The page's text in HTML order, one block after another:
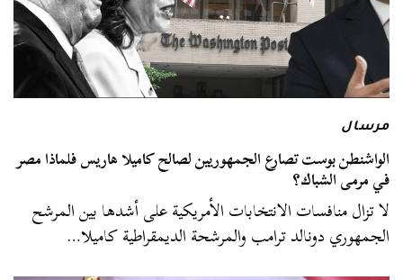
مرسال
الواشنطن بوست تصارع الجمهوريين لصالح كاميلا هاريس فلماذا مصر
في مرمى الشباك؟
لا تزال منافسات الانتخابات الأمريكية على أشدها بين المرشح
الجمهوري دونالد ترامب والمرشحة الديمقراطية كاميلا…